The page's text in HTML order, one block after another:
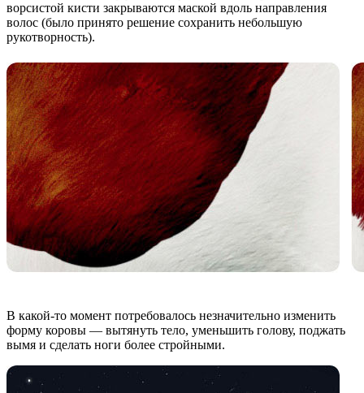
ворсистой кисти закрываются маской вдоль направления
волос (было принято решение сохранить небольшую
рукотворность).
В какой-то момент потребовалось незначительно изменить
форму коровы — вытянуть тело, уменьшить голову, поджать
вымя и сделать ноги более стройными.